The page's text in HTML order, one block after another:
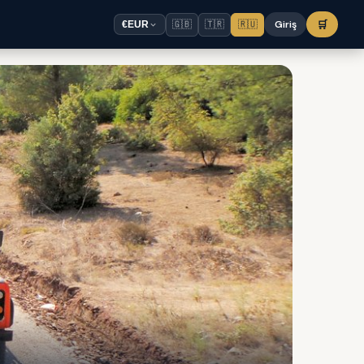
€EUR 🇬🇧 🇹🇷 🇷🇺 Giriş 🛒